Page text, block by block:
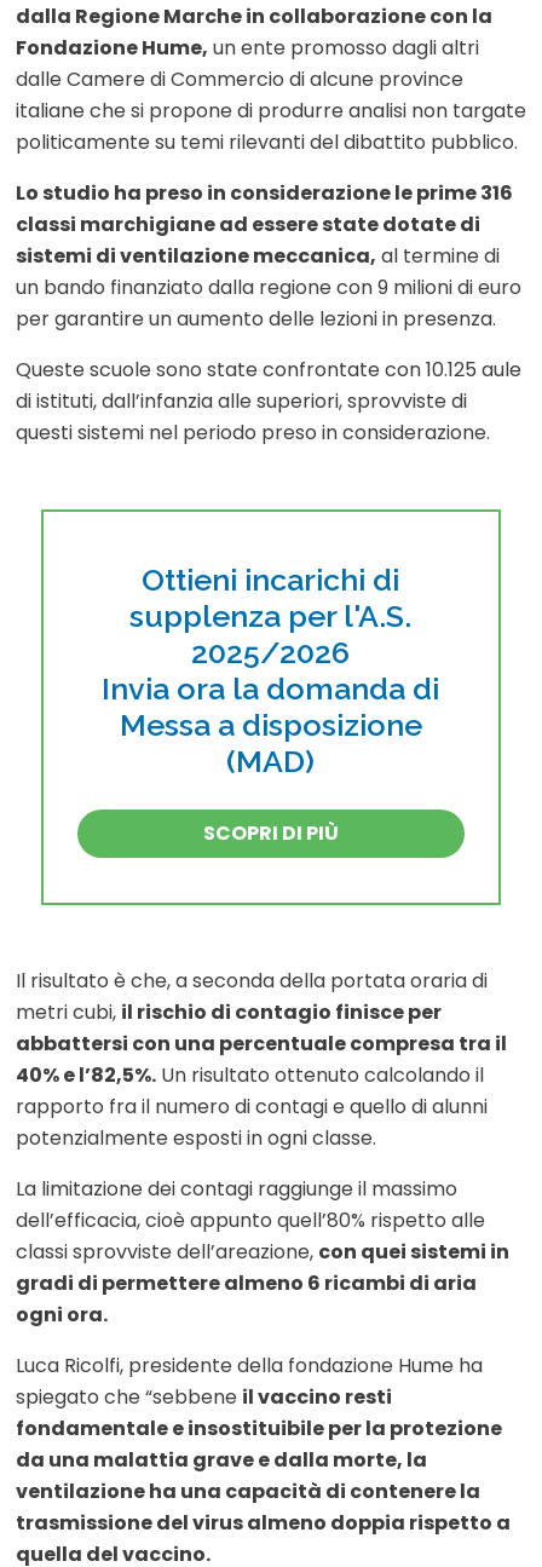
dalla Regione Marche in collaborazione con la
Fondazione Hume, un ente promosso dagli altri
dalle Camere di Commercio di alcune province
italiane che si propone di produrre analisi non targate
politicamente su temi rilevanti del dibattito pubblico.
Lo studio ha preso in considerazione le prime 316
classi marchigiane ad essere state dotate di
sistemi di ventilazione meccanica, al termine di
un bando finanziato dalla regione con 9 milioni di euro
per garantire un aumento delle lezioni in presenza.
Queste scuole sono state confrontate con 10.125 aule
di istituti, dall’infanzia alle superiori, sprovviste di
questi sistemi nel periodo preso in considerazione.
Ottieni incarichi di
supplenza per l'A.S.
2025/2026
Invia ora la domanda di
Messa a disposizione
(MAD)
SCOPRI DI PIÙ
Il risultato è che, a seconda della portata oraria di
metri cubi, il rischio di contagio finisce per
abbattersi con una percentuale compresa tra il
40% e l’82,5%. Un risultato ottenuto calcolando il
rapporto fra il numero di contagi e quello di alunni
potenzialmente esposti in ogni classe.
La limitazione dei contagi raggiunge il massimo
dell’efficacia, cioè appunto quell’80% rispetto alle
classi sprovviste dell’areazione, con quei sistemi in
gradi di permettere almeno 6 ricambi di aria
ogni ora.
Luca Ricolfi, presidente della fondazione Hume ha
spiegato che “sebbene il vaccino resti
fondamentale e insostituibile per la protezione
da una malattia grave e dalla morte, la
ventilazione ha una capacità di contenere la
trasmissione del virus almeno doppia rispetto a
quella del vaccino.